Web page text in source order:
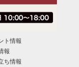
ト情報
報
ち情報